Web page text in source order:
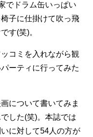
でドラム缶いっぱい
子に仕掛けて吹っ飛
す(笑)。
コミを入れながら観
ーティに行ってみた
について書いてみま
した(笑)。本誌では
に対して54人の方が